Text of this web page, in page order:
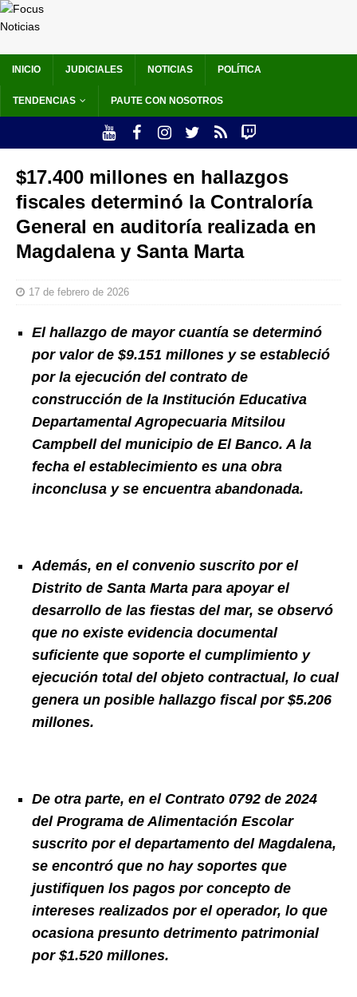
INICIO JUDICIALES NOTICIAS POLÍTICA
TENDENCIAS PAUTE CON NOSOTROS
$17.400 millones en hallazgos
fiscales determinó la Contraloría
General en auditoría realizada en
Magdalena y Santa Marta
17 de febrero de 2026
El hallazgo de mayor cuantía se determinó
por valor de $9.151 millones y se estableció
por la ejecución del contrato de
construcción de la Institución Educativa
Departamental Agropecuaria Mitsilou
Campbell del municipio de El Banco. A la
fecha el establecimiento es una obra
inconclusa y se encuentra abandonada.
Además, en el convenio suscrito por el
Distrito de Santa Marta para apoyar el
desarrollo de las fiestas del mar, se observó
que no existe evidencia documental
suficiente que soporte el cumplimiento y
ejecución total del objeto contractual, lo cual
genera un posible hallazgo fiscal por $5.206
millones.
De otra parte, en el Contrato 0792 de 2024
del Programa de Alimentación Escolar
suscrito por el departamento del Magdalena,
se encontró que no hay soportes que
justifiquen los pagos por concepto de
intereses realizados por el operador, lo que
ocasiona presunto detrimento patrimonial
por $1.520 millones.